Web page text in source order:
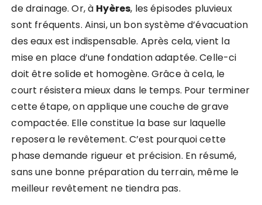
de drainage. Or, à Hyères, les épisodes pluvieux
sont fréquents. Ainsi, un bon système d’évacuation
des eaux est indispensable. Après cela, vient la
mise en place d’une fondation adaptée. Celle-ci
doit être solide et homogène. Grâce à cela, le
court résistera mieux dans le temps. Pour terminer
cette étape, on applique une couche de grave
compactée. Elle constitue la base sur laquelle
reposera le revêtement. C’est pourquoi cette
phase demande rigueur et précision. En résumé,
sans une bonne préparation du terrain, même le
meilleur revêtement ne tiendra pas.